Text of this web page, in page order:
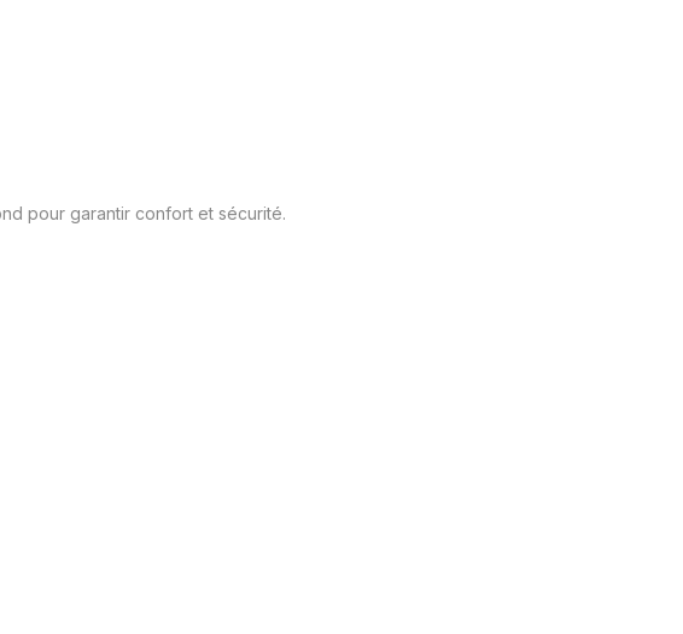
pour garantir confort et sécurité.